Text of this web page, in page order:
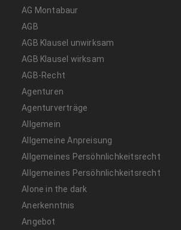
AG Montabaur
AGB
AGB Klausel unwirksam
AGB Klausel wirksam
AGB-Recht
Agenturen
Agenturverträge
Allgemein
Allgemeine Anpreisung
Allgemeines Persöhnlichkeitsrecht
Allgemeines Persöhnlichkeitsrecht
Alone in the dark
Anerkenntnis
Angebot